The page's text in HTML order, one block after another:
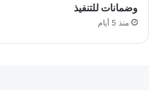
وضمانات للتنفيذ
منذ 5 أيام